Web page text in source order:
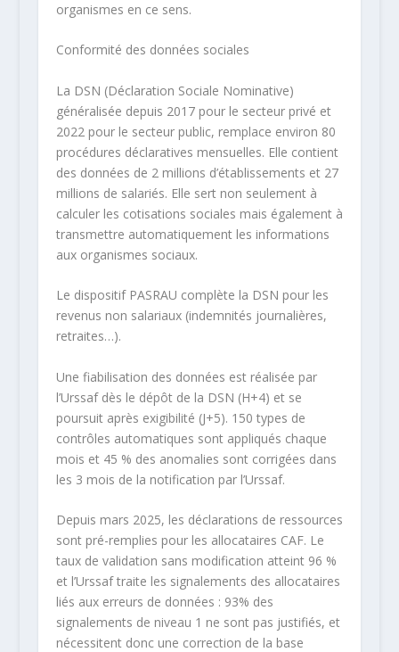
organismes en ce sens.
Conformité des données sociales
La DSN (Déclaration Sociale Nominative)
généralisée depuis 2017 pour le secteur privé et
2022 pour le secteur public, remplace environ 80
procédures déclaratives mensuelles. Elle contient
des données de 2 millions d’établissements et 27
millions de salariés. Elle sert non seulement à
calculer les cotisations sociales mais également à
transmettre automatiquement les informations
aux organismes sociaux.
Le dispositif PASRAU complète la DSN pour les
revenus non salariaux (indemnités journalières,
retraites…).
Une fiabilisation des données est réalisée par
l’Urssaf dès le dépôt de la DSN (H+4) et se
poursuit après exigibilité (J+5). 150 types de
contrôles automatiques sont appliqués chaque
mois et 45 % des anomalies sont corrigées dans
les 3 mois de la notification par l’Urssaf.
Depuis mars 2025, les déclarations de ressources
sont pré-remplies pour les allocataires CAF. Le
taux de validation sans modification atteint 96 %
et l’Urssaf traite les signalements des allocataires
liés aux erreurs de données : 93% des
signalements de niveau 1 ne sont pas justifiés, et
nécessitent donc une correction de la base